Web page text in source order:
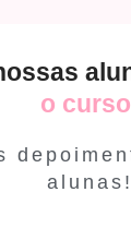
o
alunas!